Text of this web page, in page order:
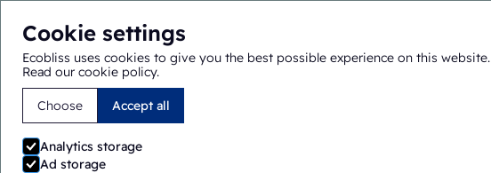
Cookie settings
Ecobliss uses cookies to give you the best possible experience on this website.
Read our cookie policy.
Choose Accept all
Analytics storage
Ad storage
You are here: Home